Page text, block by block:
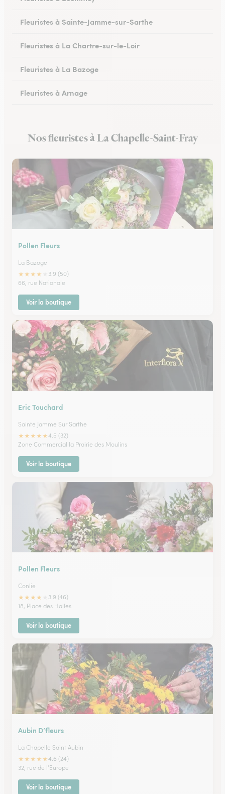
Fleuristes à Sainte-Jamme-sur-Sarthe
Fleuristes à La Chartre-sur-le-Loir
Fleuristes à La Bazoge
Fleuristes à Arnage
Fleuristes à Conlie
Nos fleuristes à La Chapelle-Saint-Fray
Pollen Fleurs
La Bazoge
★★★★
3.9 (50)
66, rue Nationale
Voir la boutique
Eric Touchard
Sainte Jamme Sur Sarthe
★★★★★4.5 (32)
Zone Commercial la Prairie des Moulins
Voir la boutique
Pollen Fleurs
Conlie
★★★★
3.9 (46)
18, Place des Halles
Voir la boutique
Aubin D’fleurs
La Chapelle Saint Aubin
★★★★★4.6 (24)
32, rue de l'Europe
Voir la boutique